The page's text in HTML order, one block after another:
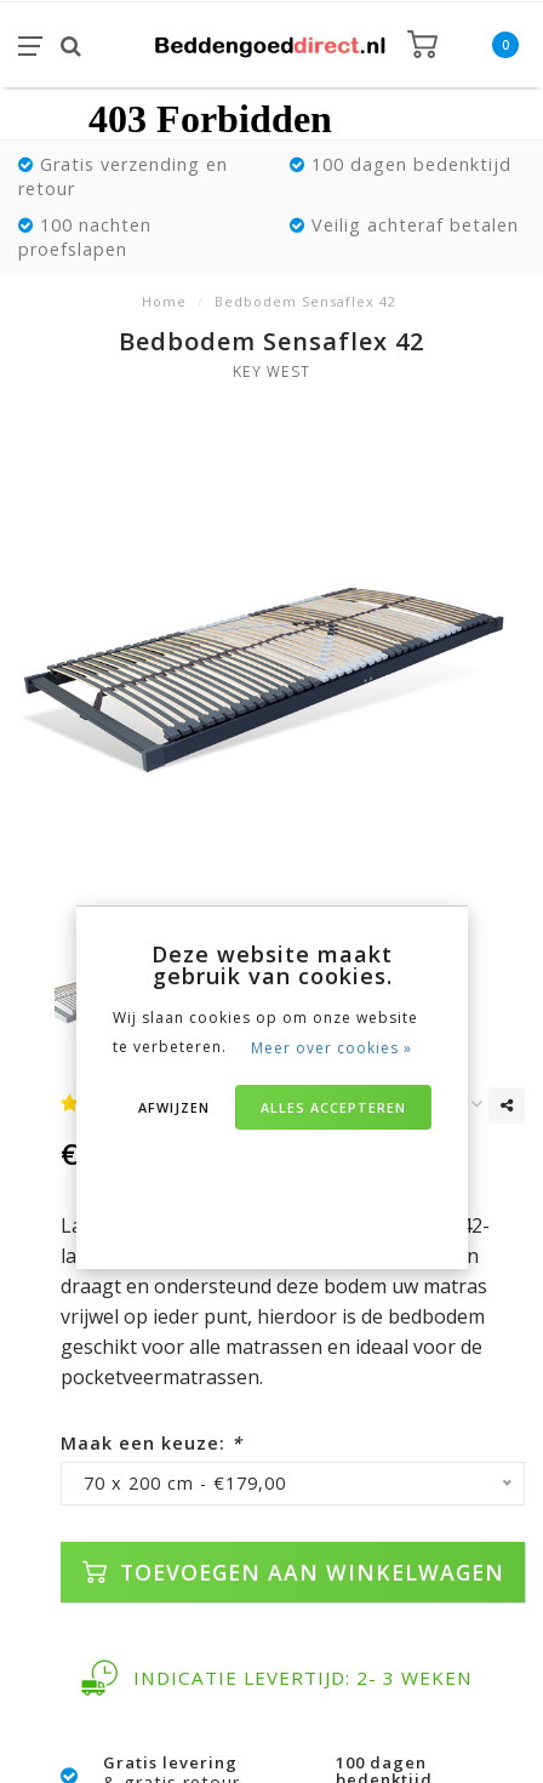
0
Gratis verzending en
retour
100 dagen bedenktijd
100 nachten
proefslapen
Veilig achteraf betalen
Home / Bedbodem Sensaflex 42
Bedbodem Sensaflex 42
KEY WEST
€179,00
Lattenbodem Sensaflex 42 heeft maar liefst 42-
lats. Door de kleine ruimte tussen de 42 latten
draagt en ondersteund deze bodem uw matras
vrijwel op ieder punt, hierdoor is de bedbodem
geschikt voor alle matrassen en ideaal voor de
pocketveermatrassen.
Maak een keuze: *
70 x 200 cm - €179,00
TOEVOEGEN AAN WINKELWAGEN
INDICATIE LEVERTIJD: 2- 3 WEKEN
Gratis levering 100 dagen
Deze website maakt
gebruik van cookies.
Wij slaan cookies op om onze website
te verbeteren.
Meer over cookies »
ALLES ACCEPTEREN
AFWIJZEN